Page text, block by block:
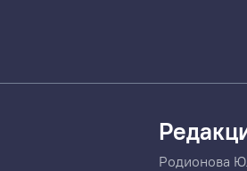
Родионова